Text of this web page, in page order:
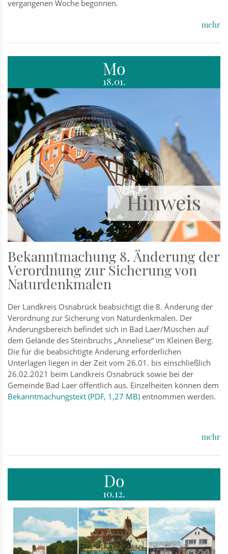
vergangenen Woche begonnen.
mehr
Mo
18.01.
Bekanntmachung 8. Änderung der
Verordnung zur Sicherung von
Naturdenkmalen
Der Landkreis Osnabrück beabsichtigt die 8. Änderung der
Verordnung zur Sicherung von Naturdenkmalen. Der
Änderungsbereich befindet sich in Bad Laer/Müschen auf
dem Gelände des Steinbruchs „Anneliese“ im Kleinen Berg.
Die für die beabsichtigte Änderung erforderlichen
Unterlagen liegen in der Zeit vom 26.01. bis einschließlich
26.02.2021 beim Landkreis Osnabrück sowie bei der
Gemeinde Bad Laer öffentlich aus. Einzelheiten können dem
Bekanntmachungstext (PDF, 1,27 MB) entnommen werden.
mehr
Do
10.12.